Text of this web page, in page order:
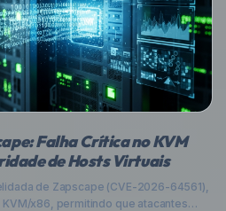
Falha Crítica no KVM
de Hosts Virtuais
de Zapscape (CVE-2026-64561),
x86, permitindo que atacantes